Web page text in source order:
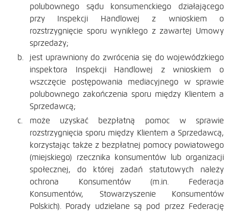
polubownego sądu konsumenckiego działającego
przy Inspekcji Handlowej z wnioskiem o
rozstrzygnięcie sporu wynikłego z zawartej Umowy
sprzedaży;
jest uprawniony do zwrócenia się do wojewódzkiego
inspektora Inspekcji Handlowej z wnioskiem o
wszczęcie postępowania mediacyjnego w sprawie
polubownego zakończenia sporu między Klientem a
Sprzedawcą;
może uzyskać bezpłatną pomoc w sprawie
rozstrzygnięcia sporu między Klientem a Sprzedawcą,
korzystając także z bezpłatnej pomocy powiatowego
(miejskiego) rzecznika konsumentów lub organizacji
społecznej, do której zadań statutowych należy
ochrona Konsumentów (m.in. Federacja
Konsumentów, Stowarzyszenie Konsumentów
Polskich). Porady udzielane są pod przez Federację